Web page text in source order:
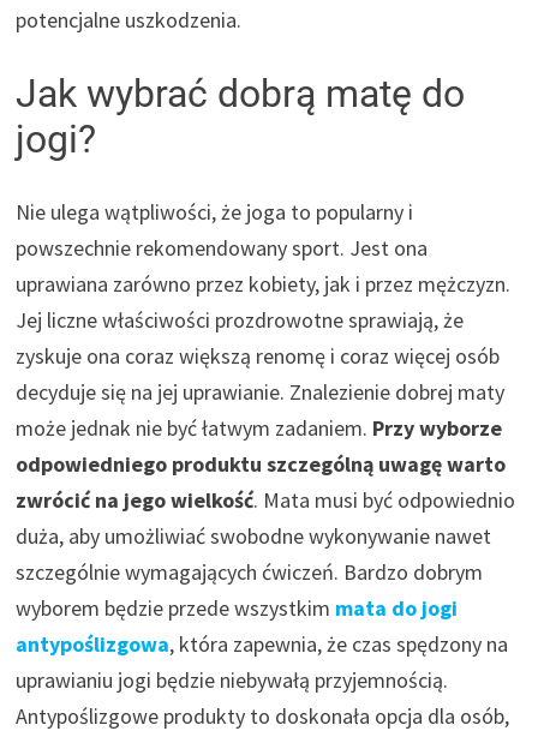
potencjalne uszkodzenia.
Jak wybrać dobrą matę do
jogi?
Nie ulega wątpliwości, że joga to popularny i
powszechnie rekomendowany sport. Jest ona
uprawiana zarówno przez kobiety, jak i przez mężczyzn.
Jej liczne właściwości prozdrowotne sprawiają, że
zyskuje ona coraz większą renomę i coraz więcej osób
decyduje się na jej uprawianie. Znalezienie dobrej maty
może jednak nie być łatwym zadaniem. Przy wyborze
odpowiedniego produktu szczególną uwagę warto
zwrócić na jego wielkość. Mata musi być odpowiednio
duża, aby umożliwiać swobodne wykonywanie nawet
szczególnie wymagających ćwiczeń. Bardzo dobrym
wyborem będzie przede wszystkim mata do jogi
antypoślizgowa, która zapewnia, że czas spędzony na
uprawianiu jogi będzie niebywałą przyjemnością.
Antypoślizgowe produkty to doskonała opcja dla osób,